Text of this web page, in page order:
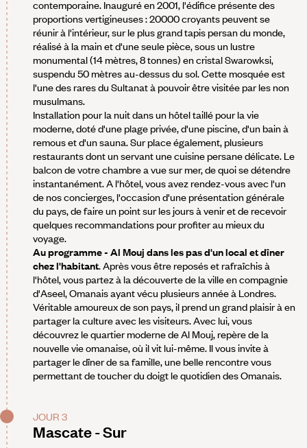
contemporaine. Inauguré en 2001, l'édifice présente des
proportions vertigineuses : 20000 croyants peuvent se
réunir à l'intérieur, sur le plus grand tapis persan du monde,
réalisé à la main et d'une seule pièce, sous un lustre
monumental (14 mètres, 8 tonnes) en cristal Swarowksi,
suspendu 50 mètres au-dessus du sol. Cette mosquée est
l'une des rares du Sultanat à pouvoir être visitée par les non
musulmans.
Installation pour la nuit dans un hôtel taillé pour la vie
moderne, doté d'une plage privée, d'une piscine, d'un bain à
remous et d'un sauna. Sur place également, plusieurs
restaurants dont un servant une cuisine persane délicate. Le
balcon de votre chambre a vue sur mer, de quoi se détendre
instantanément. A l'hôtel, vous avez rendez-vous avec l'un
de nos concierges, l'occasion d'une présentation générale
du pays, de faire un point sur les jours à venir et de recevoir
quelques recommandations pour profiter au mieux du
voyage.
Au programme - Al Mouj dans les pas d'un local et dîner
chez l'habitant. Après vous être reposés et rafraîchis à
l'hôtel, vous partez à la découverte de la ville en compagnie
d'Aseel, Omanais ayant vécu plusieurs année à Londres.
Véritable amoureux de son pays, il prend un grand plaisir à en
partager la culture avec les visiteurs. Avec lui, vous
découvrez le quartier moderne de Al Mouj, repère de la
nouvelle vie omanaise, où il vit lui-même. Il vous invite à
partager le dîner de sa famille, une belle rencontre vous
permettant de toucher du doigt le quotidien des Omanais.
JOUR 3
Mascate - Sur